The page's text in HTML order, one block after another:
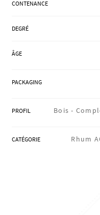
RÉGIONS
COFFRETS & CADEAUX
CONTENANCE
DEGRÉ
ÂGE
PACKAGING
PROFIL Bois -
CATÉGORIE Rhum